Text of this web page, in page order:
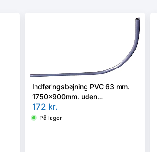
Indføringsbøjning PVC 63 mm.
1750x900mm. uden
overgangsnippel. For 32-40 mm.
PE-rør
172 kr.
På lager